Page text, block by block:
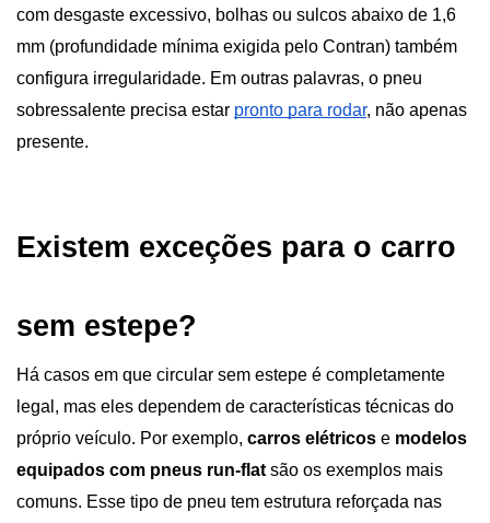
com desgaste excessivo, bolhas ou sulcos abaixo de 1,6
mm (profundidade mínima exigida pelo Contran) também
configura irregularidade. Em outras palavras, o pneu
sobressalente precisa estar pronto para rodar, não apenas
presente.
Existem exceções para o carro
sem estepe?
Há casos em que circular sem estepe é completamente
legal, mas eles dependem de características técnicas do
próprio veículo. Por exemplo, carros elétricos e modelos
equipados com pneus run-flat são os exemplos mais
comuns. Esse tipo de pneu tem estrutura reforçada nas